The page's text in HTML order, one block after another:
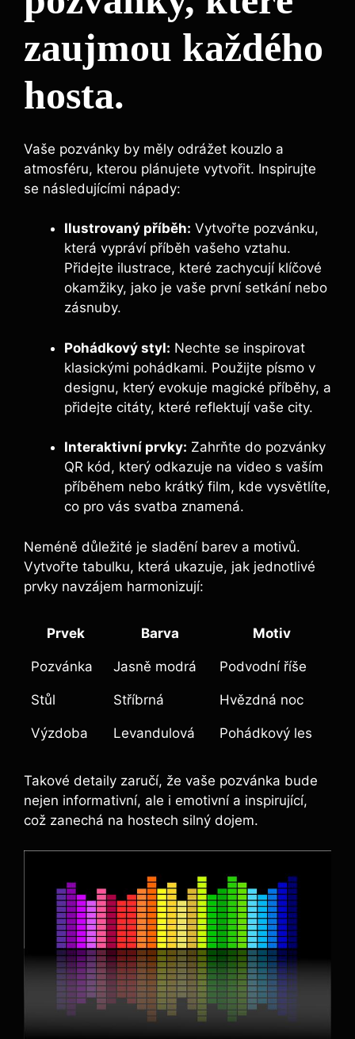
zaujmou každého
hosta.
Vaše pozvánky by měly odrážet kouzlo a
⁢atmosféru, kterou plánujete vytvořit. Inspirujte
‍se následujícími nápady:
Ilustrovaný příběh: Vytvořte pozvánku,
která vypráví příběh⁢ vašeho vztahu.
Přidejte⁢ ilustrace, které⁢ zachycují klíčové​
okamžiky, jako‍ je vaše první ​setkání nebo
zásnuby.
Pohádkový styl: Nechte se inspirovat
⁤klasickými pohádkami. Použijte ‍písmo v
⁢designu, který ⁤evokuje magické příběhy, a
přidejte ‍citáty, které reflektují ⁣vaše city.
Interaktivní prvky: Zahrňte do pozvánky
QR kód, který odkazuje na video s vaším
příběhem⁣ nebo krátký film, kde vysvětlíte,
co pro vás svatba znamená.
Neméně důležité ‌je sladění barev a motivů.
Vytvořte‍ tabulku, která ukazuje, jak jednotlivé
prvky navzájem harmonizují:
Prvek Barva Motiv
Pozvánka Jasně modrá Podvodní říše
Stůl Stříbrná Hvězdná noc
Výzdoba Levandulová Pohádkový les
Takové detaily zaručí, ⁤že ‍vaše ‌pozvánka bude
nejen‌ informativní,⁣ ale i emotivní a⁢ inspirující,
což‍ zanechá na hostech ‍silný⁣ dojem.